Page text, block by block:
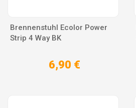
Brennenstuhl Ecolor Power
Strip 4 Way BK
6,90 €